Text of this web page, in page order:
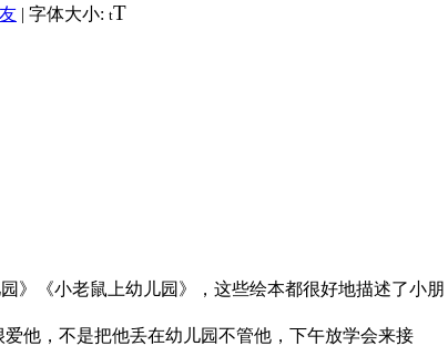
| 字体大小: tT
》《小老鼠上幼儿园》，这些绘本都很好地描述了小朋
他，不是把他丢在幼儿园不管他，下午放学会来接